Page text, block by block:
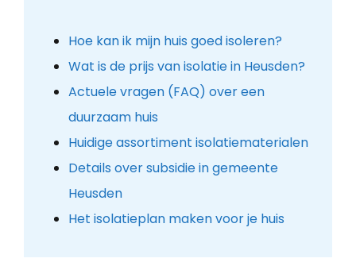
Hoe kan ik mijn huis goed isoleren?
Wat is de prijs van isolatie in Heusden?
Actuele vragen (FAQ) over een
duurzaam huis
Huidige assortiment isolatiematerialen
Details over subsidie in gemeente
Heusden
Het isolatieplan maken voor je huis